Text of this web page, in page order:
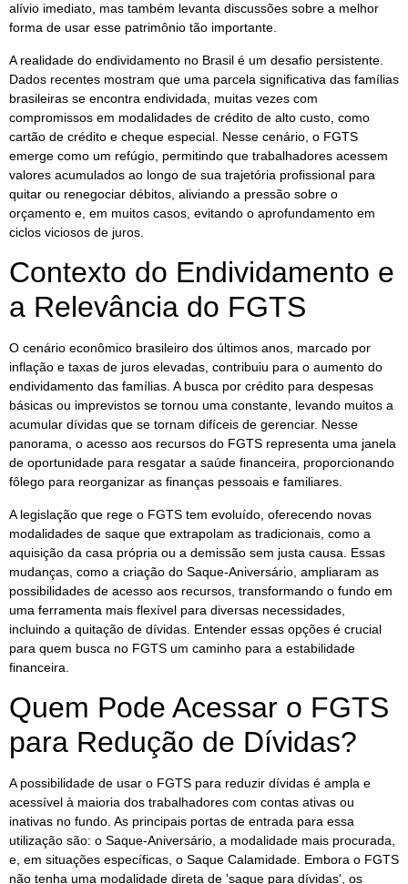
alívio imediato, mas também levanta discussões sobre a melhor
forma de usar esse patrimônio tão importante.
A realidade do endividamento no Brasil é um desafio persistente.
Dados recentes mostram que uma parcela significativa das famílias
brasileiras se encontra endividada, muitas vezes com
compromissos em modalidades de crédito de alto custo, como
cartão de crédito e cheque especial. Nesse cenário, o FGTS
emerge como um refúgio, permitindo que trabalhadores acessem
valores acumulados ao longo de sua trajetória profissional para
quitar ou renegociar débitos, aliviando a pressão sobre o
orçamento e, em muitos casos, evitando o aprofundamento em
ciclos viciosos de juros.
Contexto do Endividamento e
a Relevância do FGTS
O cenário econômico brasileiro dos últimos anos, marcado por
inflação e taxas de juros elevadas, contribuiu para o aumento do
endividamento das famílias. A busca por crédito para despesas
básicas ou imprevistos se tornou uma constante, levando muitos a
acumular dívidas que se tornam difíceis de gerenciar. Nesse
panorama, o acesso aos recursos do FGTS representa uma janela
de oportunidade para resgatar a saúde financeira, proporcionando
fôlego para reorganizar as finanças pessoais e familiares.
A legislação que rege o FGTS tem evoluído, oferecendo novas
modalidades de saque que extrapolam as tradicionais, como a
aquisição da casa própria ou a demissão sem justa causa. Essas
mudanças, como a criação do Saque-Aniversário, ampliaram as
possibilidades de acesso aos recursos, transformando o fundo em
uma ferramenta mais flexível para diversas necessidades,
incluindo a quitação de dívidas. Entender essas opções é crucial
para quem busca no FGTS um caminho para a estabilidade
financeira.
Quem Pode Acessar o FGTS
para Redução de Dívidas?
A possibilidade de usar o FGTS para reduzir dívidas é ampla e
acessível à maioria dos trabalhadores com contas ativas ou
inativas no fundo. As principais portas de entrada para essa
utilização são: o Saque-Aniversário, a modalidade mais procurada,
e, em situações específicas, o Saque Calamidade. Embora o FGTS
não tenha uma modalidade direta de 'saque para dívidas', os